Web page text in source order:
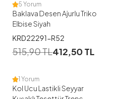
5 Yorum
Baklava Desen Ajurlu Triko
Elbise Siyah
KRD22291-R52
515,90TL412,50 TL
1 Yorum
Kol Ucu Lastikli Seyyar